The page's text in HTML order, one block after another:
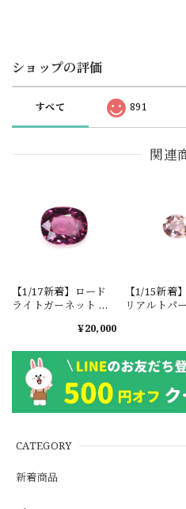
CATEGORY
新着商品
ショップの評価
すべて 891
関連
【1/17新着】ロード
ライトガーネット タ
1.601ct【ソーティン
¥20,000
【1/15新着
リアルトパ